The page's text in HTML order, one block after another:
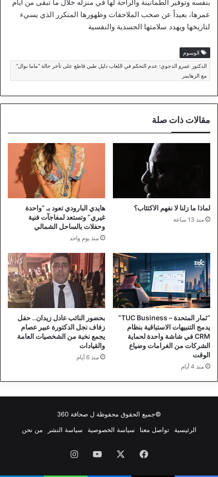
بنفسه وتوفير الطمأنينة والراحة لها في منزله خلال ما تبقى من أيام
عمرها، بعيداً عن صخب الملاحقات وظهورها المتكرر الذي يسيء
لتاريخها ويهدد سلامتها الجسدية والنفسية
الوسوم
الدكتور عمرو الدجوي: عدم التحكم في اللعاب دليل طبي قاطع على تأخر حالة "ماما نوال"
مع الزهايمر
مقالات ذات صلة
لماذا ما زلنا لا نفهم الاكتئاب؟
منذ 13 ساعة
هايدي البارودي تعود بـ “واحدة
غيري” وتستعد لمفاجآت فنية
وحفلات بالساحل الشمالي
منذ يوم واحد
“ثمار المتحدة – TUC Business”
يدمج التنبيهات الاستباقية بنظام
CRM في شاشة واحدة لحماية
الشركات من الغرامات وضياع
الوقت
منذ 4 أيام
بحضور النائب عادل زيدان.. حفل
زفاف نجل الدكتورة عبير عصام
يجمع نخبة من الشخصيات العامة
والقيادات
منذ 6 أيام
©جميع الحقوق محفوظة ل صحافة 360
الرئيسية
تواصل معنا سياسة الخصوصية سياسة النشر من نحن
فيسبوك ‫YouTube